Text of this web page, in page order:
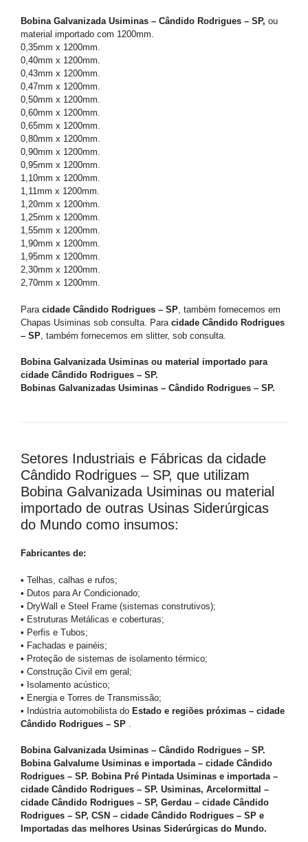
Bobina Galvanizada Usiminas – Cândido Rodrigues – SP, ou
material importado com 1200mm.
0,35mm x 1200mm.
0,40mm x 1200mm.
0,43mm x 1200mm.
0,47mm x 1200mm.
0,50mm x 1200mm.
0,60mm x 1200mm.
0,65mm x 1200mm.
0,80mm x 1200mm.
0,90mm x 1200mm.
0,95mm x 1200mm.
1,10mm x 1200mm.
1,11mm x 1200mm.
1,20mm x 1200mm.
1,25mm x 1200mm.
1,55mm x 1200mm.
1,90mm x 1200mm.
1,95mm x 1200mm.
2,30mm x 1200mm.
2,70mm x 1200mm.
Para cidade Cândido Rodrigues – SP , também fornecemos em
Chapas Usiminas sob consulta. Para cidade Cândido Rodrigues
– SP , também fornecemos em slitter, sob consulta.
Bobina Galvanizada Usiminas ou material importado para
cidade Cândido Rodrigues – SP.
Bobinas Galvanizadas Usiminas – Cândido Rodrigues – SP.
Setores Industriais e Fábricas da cidade
Cândido Rodrigues – SP, que utilizam
Bobina Galvanizada Usiminas ou material
importado de outras Usinas Siderúrgicas
do Mundo como insumos:
Fabricantes de:
• Telhas, calhas e rufos;
• Dutos para Ar Condicionado;
• DryWall e Steel Frame (sistemas construtivos);
• Estruturas Metálicas e coberturas;
• Perfis e Tubos;
• Fachadas e painéis;
• Proteção de sistemas de isolamento térmico;
• Construção Civil em geral;
• Isolamento acústico;
• Energia e Torres de Transmissão;
• Indústria automobilista do Estado e regiões próximas – cidade
Cândido Rodrigues – SP
Bobina Galvanizada Usiminas – Cândido Rodrigues – SP.
Bobina Galvalume Usiminas e importada – cidade Cândido
Rodrigues – SP. Bobina Pré Pintada Usiminas e importada –
cidade Cândido Rodrigues – SP. Usiminas, Arcelormittal –
cidade Cândido Rodrigues – SP, Gerdau – cidade Cândido
Rodrigues – SP, CSN – cidade Cândido Rodrigues – SP e
Importadas das melhores Usinas Siderúrgicas do Mundo.